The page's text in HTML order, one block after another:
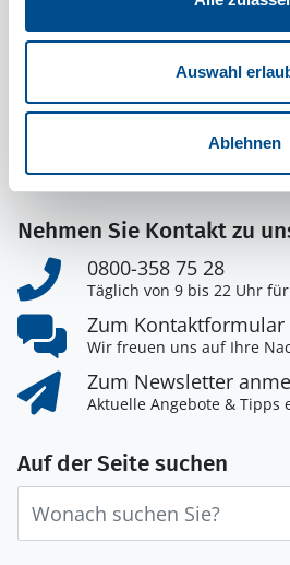
Auswahl
Ablehnen
Ferienhausvermittlung
Schnackenburgallee 158
Deutschland
E-Mail:
kundenservice@svensk.de
Nehmen Sie Kontakt zu
0800-358 75 28
Täglich von 9 bis 22 Uhr
Zum Kontaktformular
Wir freuen uns auf Ihre
Zum Newsletter
Aktuelle Angebote & Tipps
Auf der Seite suchen